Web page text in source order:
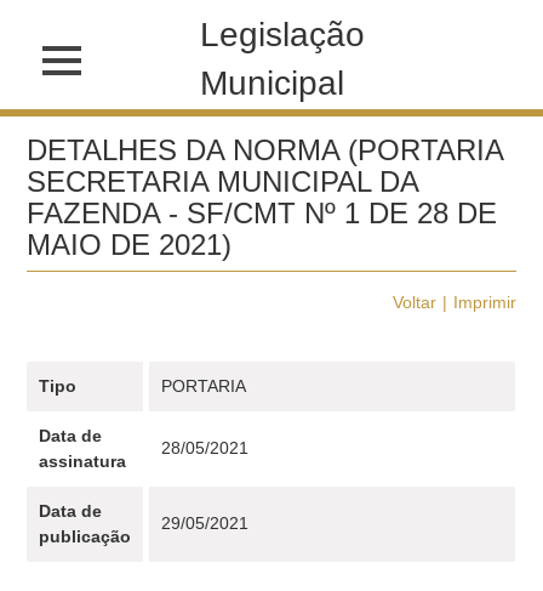
Legislação
Municipal
DETALHES DA NORMA (PORTARIA
SECRETARIA MUNICIPAL DA
FAZENDA - SF/CMT Nº 1 DE 28 DE
MAIO DE 2021)
Voltar Imprimir
Tipo PORTARIA
Data de
assinatura
28/05/2021
Data de
publicação
29/05/2021